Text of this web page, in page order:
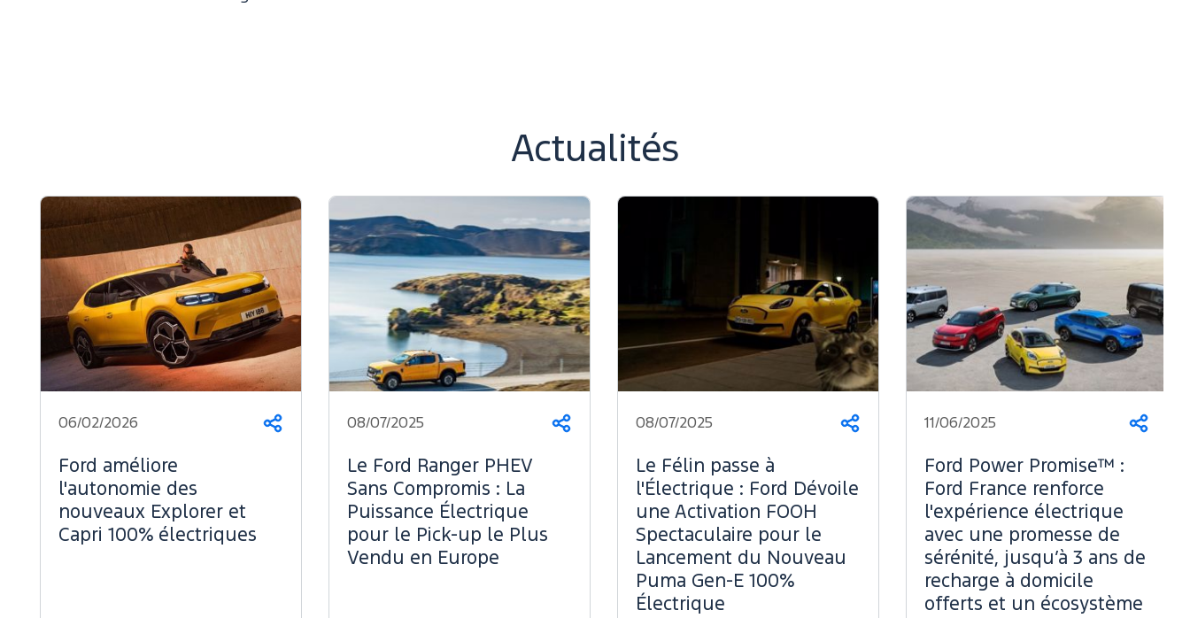
Actualités
Partager
06/02/2026
Ford améliore
l'autonomie des
nouveaux Explorer et
Capri 100% électriques
Partager
08/07/2025
Le Ford Ranger PHEV
Sans Compromis : La
Puissance Électrique
pour le Pick-up le Plus
Vendu en Europe
Partager
08/07/2025
Le Félin passe à
l'Électrique : Ford Dévoile
une Activation FOOH
Spectaculaire pour le
Lancement du Nouveau
Puma Gen-E 100%
Électrique
11/06/2025
Ford Power Promise™ :
Ford France renforce
l'expérience électrique
avec une promesse de
sérénité, jusqu’à 3 ans de
recharge à domicile
offerts et un écosystème